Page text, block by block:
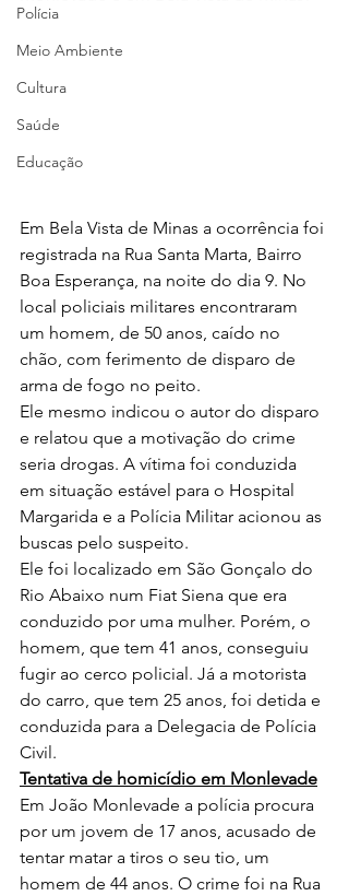
Polícia
Meio Ambiente
Cultura
Saúde
Educação
Em Bela Vista de Minas a ocorrência foi
registrada na Rua Santa Marta, Bairro
Boa Esperança, na noite do dia 9. No
local policiais militares encontraram
um homem, de 50 anos, caído no
chão, com ferimento de disparo de
arma de fogo no peito.
Ele mesmo indicou o autor do disparo
e relatou que a motivação do crime
seria drogas. A vítima foi conduzida
em situação estável para o Hospital
Margarida e a Polícia Militar acionou as
buscas pelo suspeito.
Ele foi localizado em São Gonçalo do
Rio Abaixo num Fiat Siena que era
conduzido por uma mulher. Porém, o
homem, que tem 41 anos, conseguiu
fugir ao cerco policial. Já a motorista
do carro, que tem 25 anos, foi detida e
conduzida para a Delegacia de Polícia
Civil.
Tentativa de homicídio em Monlevade
Em João Monlevade a polícia procura
por um jovem de 17 anos, acusado de
tentar matar a tiros o seu tio, um
homem de 44 anos. O crime foi na Rua